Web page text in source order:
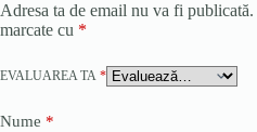
Adresa ta de email nu va fi publicată.
marcate cu *
EVALUAREA TA *
Nume *